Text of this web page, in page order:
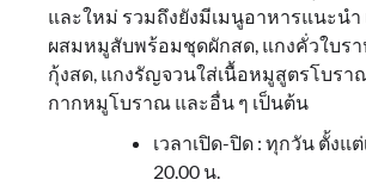
และใหม่ รวมถึงยังมีเมนูอาหารแนะน
ผสมหมูสับพร้อมชุดผักสด, แกงคั่วใบร
กุ้งสด, แกงรัญจวนใส่เนื้อหมูสูตรโบรา
กากหมูโบราณ และอื่น ๆ เป็นต้น
เวลาเปิด-ปิด : ทุกวัน ตั้งแต่
20.00 น.